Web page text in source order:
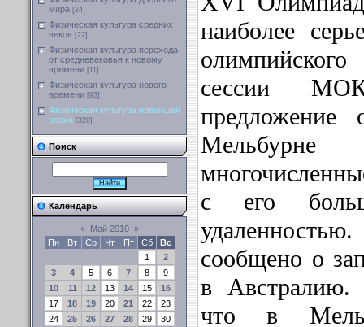
мира [24]
Физическая культура средних
веков [22]
Физическая культура перехода
от средневековья к новому
времени [11]
Физическая культура нового
времени [93]
Физическая культура новейшей
эпохи [320]
Поиск
Календарь
« Май 2010 »
Пн
Вт Ср Чт Пт Сб
Вс
1
2
3
4 5 6 7 8
9
10
11 12 13 14 15
16
17
18 19 20 21 22
23
24
25 26 27 28 29
30
наиболее
сессии
Мельбурне
с его
сообщено о
в Австралию.
что в